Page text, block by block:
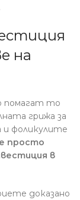
на
помагат то
грижа за
и фоликулите
просто
в
доказано